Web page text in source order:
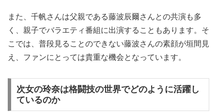
また、千帆さんは父親である藤波辰爾さんとの共演も多
く、親子でバラエティ番組に出演することもあります。そ
こでは、普段見ることのできない藤波さんの素顔が垣間見
え、ファンにとっては貴重な機会となっています。
次女の玲奈は格闘技の世界でどのように活躍し
ているのか